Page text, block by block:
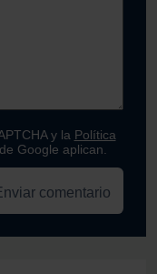
y la Política
de Google aplican.
comentario